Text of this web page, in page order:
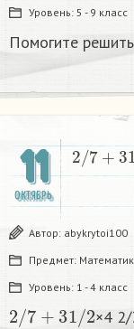
Уровень: 5 - 9 класс
Помогите
11
ОКТЯБРЬ
2/7+31/
Автор: abykrytoi100
Предмет:
Уровень: 1 - 4 класс
2 /7 1/ 2
×4